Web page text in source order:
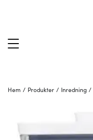
Hem / Produkter / Inredning /